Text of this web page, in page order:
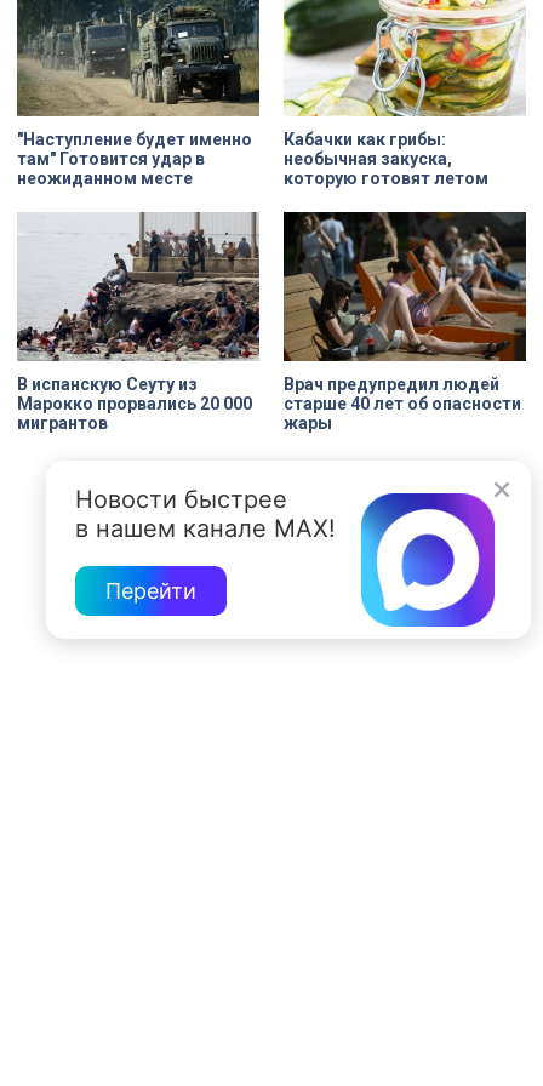
"Наступление будет именно
там" Готовится удар в
неожиданном месте
Кабачки как грибы:
необычная закуска,
которую готовят летом
В испанскую Сеуту из
Марокко прорвались 20 000
мигрантов
Врач предупредил людей
старше 40 лет об опасности
жары
Новости быстрее
в нашем канале MAX!
Перейти